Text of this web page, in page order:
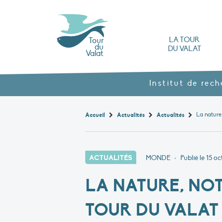
Tour
du
Valat
LA TOUR
DU VALAT
Institut de
Accueil Actualités Actualités
ACTUALITÉS MONDE • Publié le15
LA NATURE,
TOUR DU